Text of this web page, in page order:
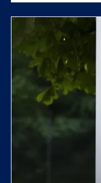
Джани
световния
заради вече
на част от
първенство,